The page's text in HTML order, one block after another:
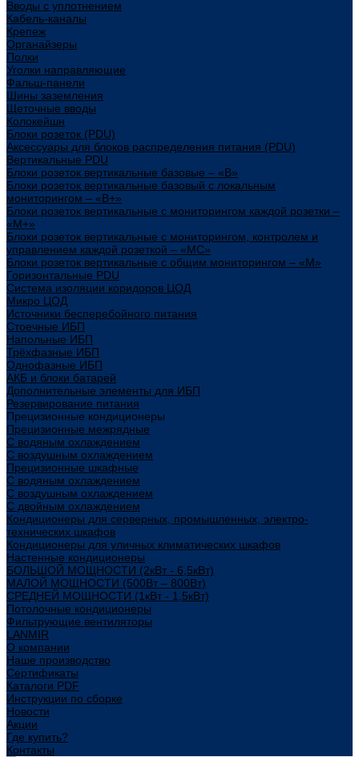
Вводы с уплотнением
Кабель-каналы
Крепеж
Органайзеры
Полки
Уголки направляющие
Фальш-панели
Шины заземления
Щеточные вводы
Колокейшн
Блоки розеток (PDU)
Аксессуары для блоков распределения питания (PDU)
Вертикальные PDU
Блоки розеток вертикальные базовые – «В»
Блоки розеток вертикальные базовый с локальным
мониторингом – «В+»
Блоки розеток вертикальные с мониторингом каждой розетки –
«М+»
Блоки розеток вертикальные с мониторингом, контролем и
управлением каждой розеткой – «МС»
Блоки розеток вертикальные с общим мониторингом – «М»
Горизонтальные PDU
Система изоляции коридоров ЦОД
Микро ЦОД
Источники бесперебойного питания
Стоечные ИБП
Напольные ИБП
Трёхфазные ИБП
Однофазные ИБП
АКБ и блоки батарей
Дополнительные элементы для ИБП
Резервирование питания
Прецизионные кондиционеры
Прецизионные межрядные
С водяным охлаждением
С воздушным охлаждением
Прецизионные шкафные
С водяным охлаждением
С воздушным охлаждением
С двойным охлаждением
Кондиционеры для серверных, промышленных, электро-
технических шкафов
Кондиционеры для уличных климатических шкафов
Настенные кондиционеры
БОЛЬШОЙ МОЩНОСТИ (2кВт - 6,5кВт)
МАЛОЙ МОЩНОСТИ (500Вт – 800Вт)
СРЕДНЕЙ МОЩНОСТИ (1кВт - 1,5кВт)
Потолочные кондиционеры
Фильтрующие вентиляторы
LANMIR
О компании
Наше производство
Сертификаты
Каталоги PDF
Инструкции по сборке
Новости
Акции
Где купить?
Контакты